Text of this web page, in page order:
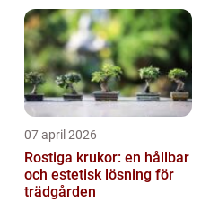
07 april 2026
Rostiga krukor: en hållbar
och estetisk lösning för
trädgården